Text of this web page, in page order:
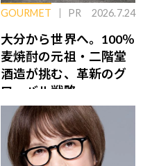
GOURMET PR 2026.7.24
大分から世界へ。100％
麦焼酎の元祖・二階堂
酒造が挑む、革新のグ
ローバル戦略